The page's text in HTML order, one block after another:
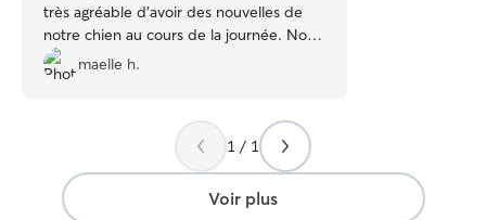
très agréable d’avoir des nouvelles de
notre chien au cours de la journée. Nous
recommandons ses services.
maelle h.
1 / 1
Voir plus